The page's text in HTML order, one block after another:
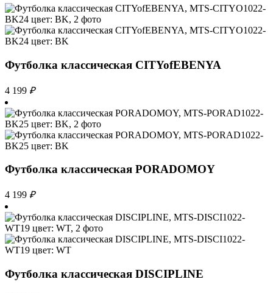
Футболка классическая CITYofEBENYA
4 199 ₽
Футболка классическая PORADOMOY
4 199 ₽
Футболка классическая DISCIPLINE